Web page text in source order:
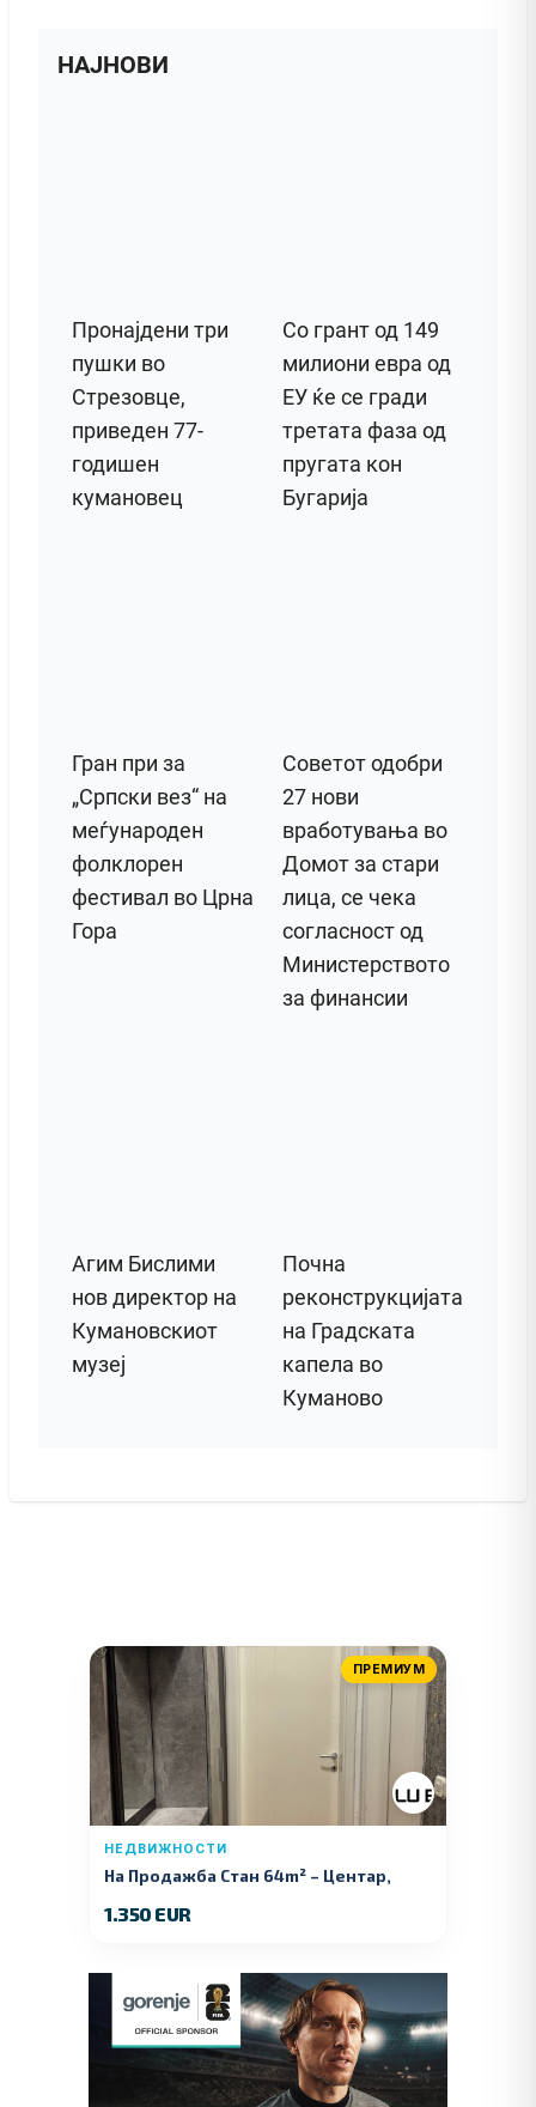
НАЈНОВИ
Пронајдени три
пушки во
Стрезовце,
приведен 77-
годишен
кумановец
Со грант од 149
милиони евра од
ЕУ ќе се гради
третата фаза од
пругата кон
Бугарија
Гран при за
„Српски вез“ на
меѓународен
фолклорен
фестивал во Црна
Гора
Советот одобри
27 нови
вработувања во
Домот за стари
лица, се чека
согласност од
Министерството
за финансии
Агим Бислими
нов директор на
Кумановскиот
музеј
Почна
реконструкцијата
на Градската
капела во
Куманово
ПРЕМИУМ
НЕДВИЖНОСТИ
На Продажба Стан 64m² – Центар,
1.350 EUR